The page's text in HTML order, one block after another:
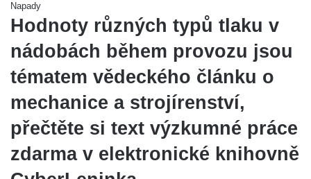
Napady
Hodnoty různých typů tlaku v
nádobách během provozu jsou
tématem vědeckého článku o
mechanice a strojírenství,
přečtěte si text výzkumné práce
zdarma v elektronické knihovně